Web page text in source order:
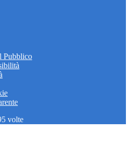
Pubblico
volte